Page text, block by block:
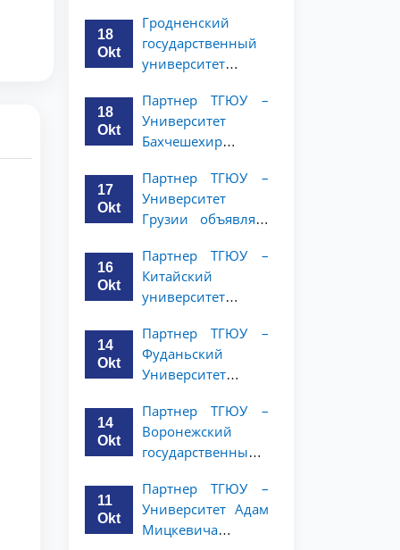
мобильности для
студентов 2–3
курсов ТГЮУ
академической
мобильности для
студентов 2–3
18
Okt
Гродненский
государственный
университет
Купалы объявляет
программу
академической
студентов 2-3
курсов ТГЮУ
18
Okt
Партнер ТГЮУ –
Университет
Бахчешехир
программе
академической
мобильности для
курсов
17
Okt
Партнер ТГЮУ –
Университет
Грузии объявляет
академической
мобильности для
студентов 2–3
16
Okt
Партнер ТГЮУ –
Китайский
университет
и права объявляет
программу
академической
студентов 2–3
курсов ТГЮУ
14
Okt
Партнер ТГЮУ –
Фуданьский
Университет
программу
академической
мобильности для
курсов ТГЮУ
14
Okt
Партнер ТГЮУ –
Воронежский
государственный
объявляет
программу
академической
11
Okt
Партнер ТГЮУ –
Университет Адам
Мицкевича